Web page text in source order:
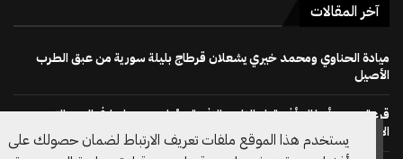
آخر المقالات
ميادة الحناوي ومحمد خيري يشعلان قرطاج بليلة سورية من عبق الطرب
الأصيل
قرعة دوري أبطال أفريقيا : النادي الإفريقي يُواجه دجوليبا في الدور التمهيدي
الأوّل
يستخدم هذا الموقع ملفات تعريف الارتباط لضمان حصولك على